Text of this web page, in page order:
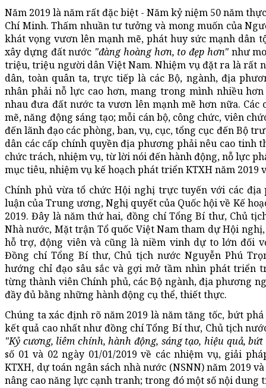
Năm 2019 là năm rất đặc biệt - Năm kỷ niệm 50 năm
Chí Minh. Thấm nhuần tư tưởng và mong muốn của
khát vọng vươn lên mạnh mẽ, phát huy sức mạnh dân
xây dựng đất nước "đàng hoàng hơn, to đẹp hơn"như
triệu, triệu người dân Việt Nam. Nhiệm vụ đặt ra là rất
dân, toàn quân ta, trực tiếp là các Bộ, ngành, địa
nhân phải nỗ lực cao hơn, mang trong mình nhiều
nhau đưa đất nước ta vươn lên mạnh mẽ hơn nữa. Các
mẽ, năng động sáng tạo; mỗi cán bộ, công chức, viên
đến lãnh đạo các phòng, ban, vụ, cục, tổng cục đến Bộ
dân các cấp chính quyền địa phương phải nêu cao tinh
chức trách, nhiệm vụ, từ lời nói đến hành động, nỗ lực
mục tiêu, nhiệm vụ kế hoạch phát triển KTXH năm 2019
Chính phủ vừa tổ chức Hội nghị trực tuyến với các
luận của Trung ương, Nghị quyết của Quốc hội về Kế
2019. Đây là năm thứ hai, đồng chí Tổng Bí thư, Chủ
Nhà nước, Mặt trận Tổ quốc Việt Nam tham dự Hội
hỗ trợ, động viên và cũng là niềm vinh dự to lớn đối
Đồng chí Tổng Bí thư, Chủ tịch nước Nguyễn Phú
hướng chỉ đạo sâu sắc và gợi mở tầm nhìn phát triển
từng thành viên Chính phủ, các Bộ ngành, địa phương
đầy đủ bằng những hành động cụ thể, thiết thực.
Chúng ta xác định rõ năm 2019 là năm tăng tốc, bứt
kết quả cao nhất như đồng chí Tổng Bí thư, Chủ tịch
"Kỷ cương, liêm chính, hành động, sáng tạo, hiệu quả, bứt
số 01 và 02 ngày 01/01/2019 về các nhiệm vụ, giải
KTXH, dự toán ngân sách nhà nước (NSNN) năm 2019
nâng cao năng lực cạnh tranh; trong đó một số nội dung